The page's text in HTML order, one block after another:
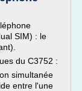
SIM) : le
du C3752 :
simultanée
entre l'une